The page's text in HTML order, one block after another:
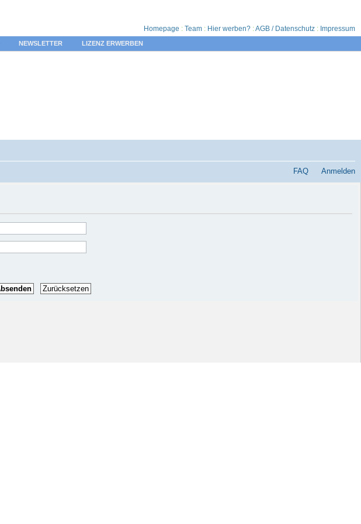
Homepage : Team : Hier werben? :AGB / Datenschutz : Impressum
NEWSLETTER LIZENZ ERWERBEN
FAQ Anmelden